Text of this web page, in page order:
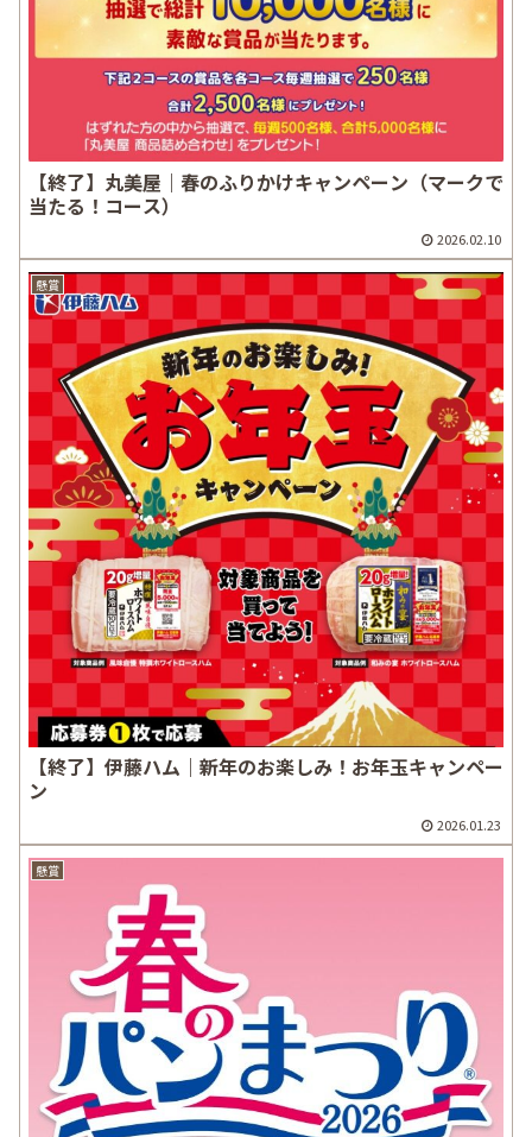
【終了】丸美屋｜春のふりかけキャンペーン（マークで
当たる！コース）
2026.02.10
懸賞
【終了】伊藤ハム｜新年のお楽しみ！お年玉キャンペー
ン
2026.01.23
懸賞